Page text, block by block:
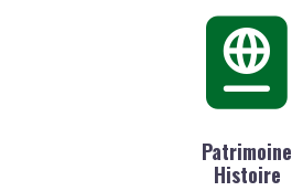
Patrimoine
Histoire